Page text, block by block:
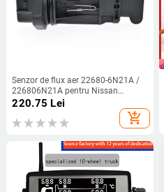
Senzor de flux aer 22680-6N21A /
226806N21A pentru Nissan
Pathfinder 2002-2003
220.75 Lei
add_shopping_cart